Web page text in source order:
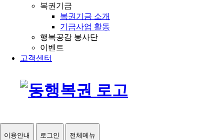
복권기금
복권기금 소개
기금사업 활동
행복공감 봉사단
이벤트
고객센터
이용안내 로그인 전체메뉴